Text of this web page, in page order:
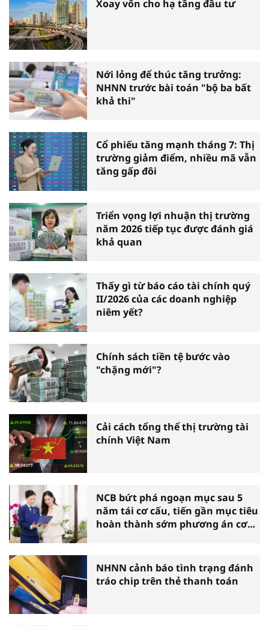
Xoay vốn cho hạ tầng đầu tư
Nới lỏng để thúc tăng trưởng:
NHNN trước bài toán "bộ ba bất
khả thi"
Cổ phiếu tăng mạnh tháng 7: Thị
trường giảm điểm, nhiều mã vẫn
tăng gấp đôi
Triển vọng lợi nhuận thị trường
năm 2026 tiếp tục được đánh giá
khả quan
Thấy gì từ báo cáo tài chính quý
II/2026 của các doanh nghiệp
niêm yết?
Chính sách tiền tệ bước vào
"chặng mới"?
Cải cách tổng thể thị trường tài
chính Việt Nam
NCB bứt phá ngoạn mục sau 5
năm tái cơ cấu, tiến gần mục tiêu
hoàn thành sớm phương án cơ
NHNN cảnh báo tình trạng đánh
tráo chip trên thẻ thanh toán